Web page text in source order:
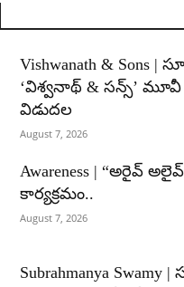
Vishwanath & Sons |
‘విశ్వనాథ్ & సన్స్’
విడుదల
August 7, 2026
Awareness | “అరైవ్
కార్యక్రమం..
August 7, 2026
Subrahmanya Swamy |